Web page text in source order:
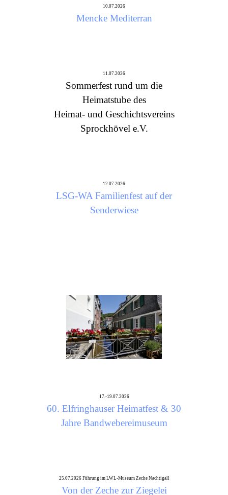
10.07.2026
Mencke Mediterran
11.07.2026
Sommerfest rund um die
Heimatstube des
Heimat- und Geschichtsvereins
Sprockhövel e.V.
12.07.2026
LSG-WA Familienfest auf der
Senderwiese
17.-19.07.2026
60. Elfringhauser Heimatfest & 30
Jahre Bandwebereimuseum
25.07.2026 Führung im LWL-Museum Zeche Nachtigall
Von der Zeche zur Ziegelei